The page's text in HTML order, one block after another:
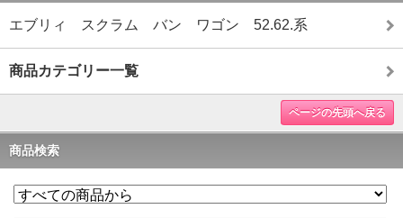
エブリィ スクラム バン ワゴン 52.62.系
商品カテゴリー一覧
ページの先頭へ戻る
商品検索